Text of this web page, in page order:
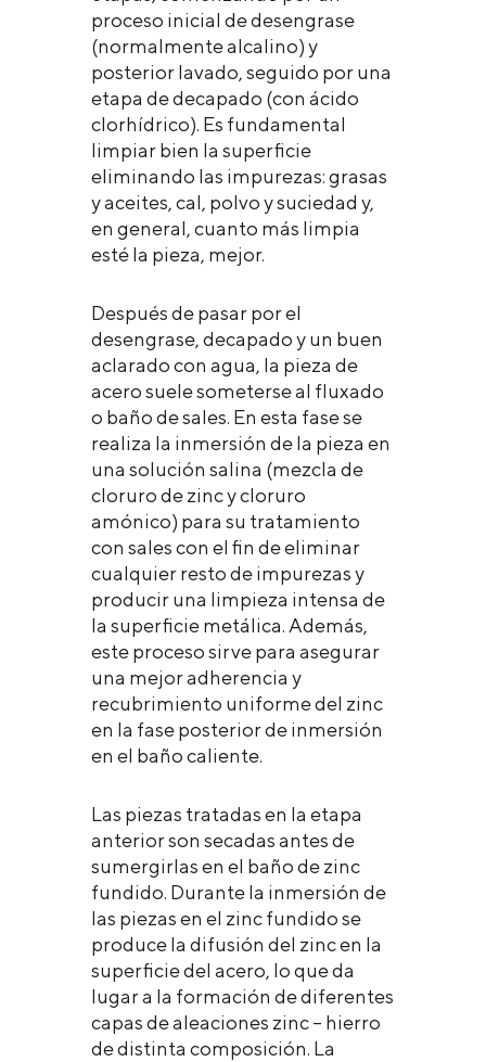
proceso inicial de desengrase
(normalmente alcalino) y
posterior lavado, seguido por una
etapa de decapado (con ácido
clorhídrico). Es fundamental
limpiar bien la superficie
eliminando las impurezas: grasas
y aceites, cal, polvo y suciedad y,
en general, cuanto más limpia
esté la pieza, mejor.
Después de pasar por el
desengrase, decapado y un buen
aclarado con agua, la pieza de
acero suele someterse al fluxado
o baño de sales. En esta fase se
realiza la inmersión de la pieza en
una solución salina (mezcla de
cloruro de zinc y cloruro
amónico) para su tratamiento
con sales con el fin de eliminar
cualquier resto de impurezas y
producir una limpieza intensa de
la superficie metálica. Además,
este proceso sirve para asegurar
una mejor adherencia y
recubrimiento uniforme del zinc
en la fase posterior de inmersión
en el baño caliente.
Las piezas tratadas en la etapa
anterior son secadas antes de
sumergirlas en el baño de zinc
fundido. Durante la inmersión de
las piezas en el zinc fundido se
produce la difusión del zinc en la
superficie del acero, lo que da
lugar a la formación de diferentes
capas de aleaciones zinc – hierro
de distinta composición. La